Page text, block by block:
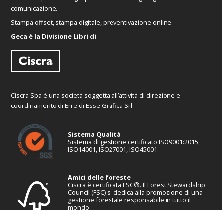
comunicazione.
Stampa offset, stampa digitale, preventivazione online.
Geca è la Divisione Libri di
Ciscra Spa è una società soggetta all’attività di direzione e
coordinamento di Erre di Esse Grafica Srl
Sistema Qualità
Sistema di gestione certificato ISO9001:2015,
ISO14001, ISO27001, ISO45001
Amici delle foreste
Ciscra è certificata FSC®. Il Forest Stewardship
Council (FSC) si dedica alla promozione di una
gestione forestale responsabile in tutto il
mondo.